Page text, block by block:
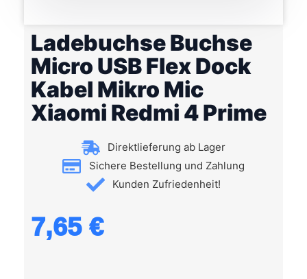
Ladebuchse Buchse
Micro USB Flex Dock
Kabel Mikro Mic
Xiaomi Redmi 4 Prime
Direktlieferung ab Lager
Sichere Bestellung und Zahlung
Kunden Zufriedenheit!
7,65 €